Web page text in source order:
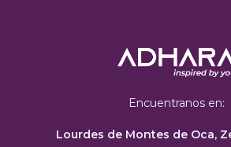
Encuentranos en:
Lourdes de Montes de Oca,